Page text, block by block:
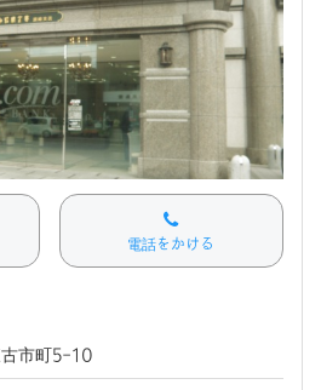
電話をかける
古市町5-10